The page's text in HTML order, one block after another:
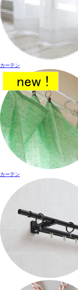
カーテン
カーテン